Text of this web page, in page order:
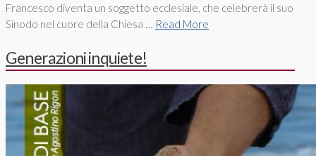
Francesco diventa un soggetto ecclesiale, che celebrerà il suo
Sinodo nel cuore della Chiesa …
Read More
Generazioni inquiete!